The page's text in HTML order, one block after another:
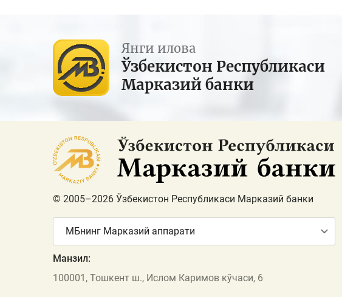
Янги илова
Ўзбекистон Республикаси
Марказий банки
© 2005–2026 Ўзбекистон Республикаси Марказий банки
МБнинг Марказий аппарати
Манзил:
100001, Тошкент ш., Ислом Каримов кўчаси, 6